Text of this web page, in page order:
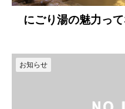
にごり湯の魅力って
お知らせ